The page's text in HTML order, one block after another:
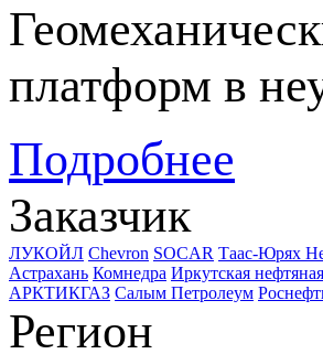
платформ в
Подробнее
Заказчик
ЛУКОЙЛ Chevron SOCAR Таас-Юрях
Астрахань Комнедра Иркутская
АРКТИКГАЗ Салым Петролеум
Регион